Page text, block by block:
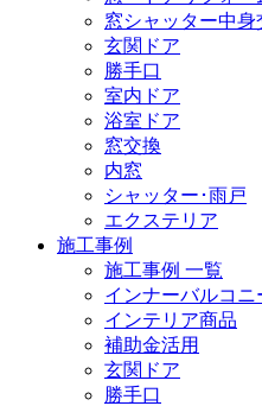
窓シャッター中
玄関ドア
勝手口
室内ドア
浴室ドア
窓交換
内窓
シャッター･雨戸
エクステリア
施工事例
施工事例 一覧
インナーバルコニ
インテリア商品
補助金活用
玄関ドア
勝手口